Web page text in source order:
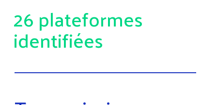
26 plateformes
identifiées